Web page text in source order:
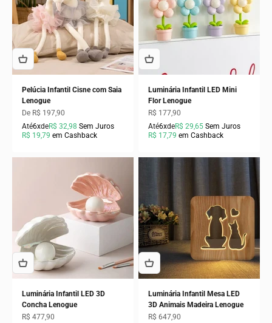
Pelúcia Infantil Cisne com Saia
Lenogue
Preço promocional
De R$ 197,90
Até6xdeR$ 32,98 Sem Juros
R$ 19,79 em Cashback
Luminária Infantil LED Mini
Flor Lenogue
Preço promocional
R$ 177,90
Até6xdeR$ 29,65 Sem Juros
R$ 17,79 em Cashback
Luminária Infantil LED 3D
Concha Lenogue
Preço promocional
R$ 477,90
Luminária Infantil Mesa LED
3D Animais Madeira Lenogue
Preço promocional
R$ 647,90